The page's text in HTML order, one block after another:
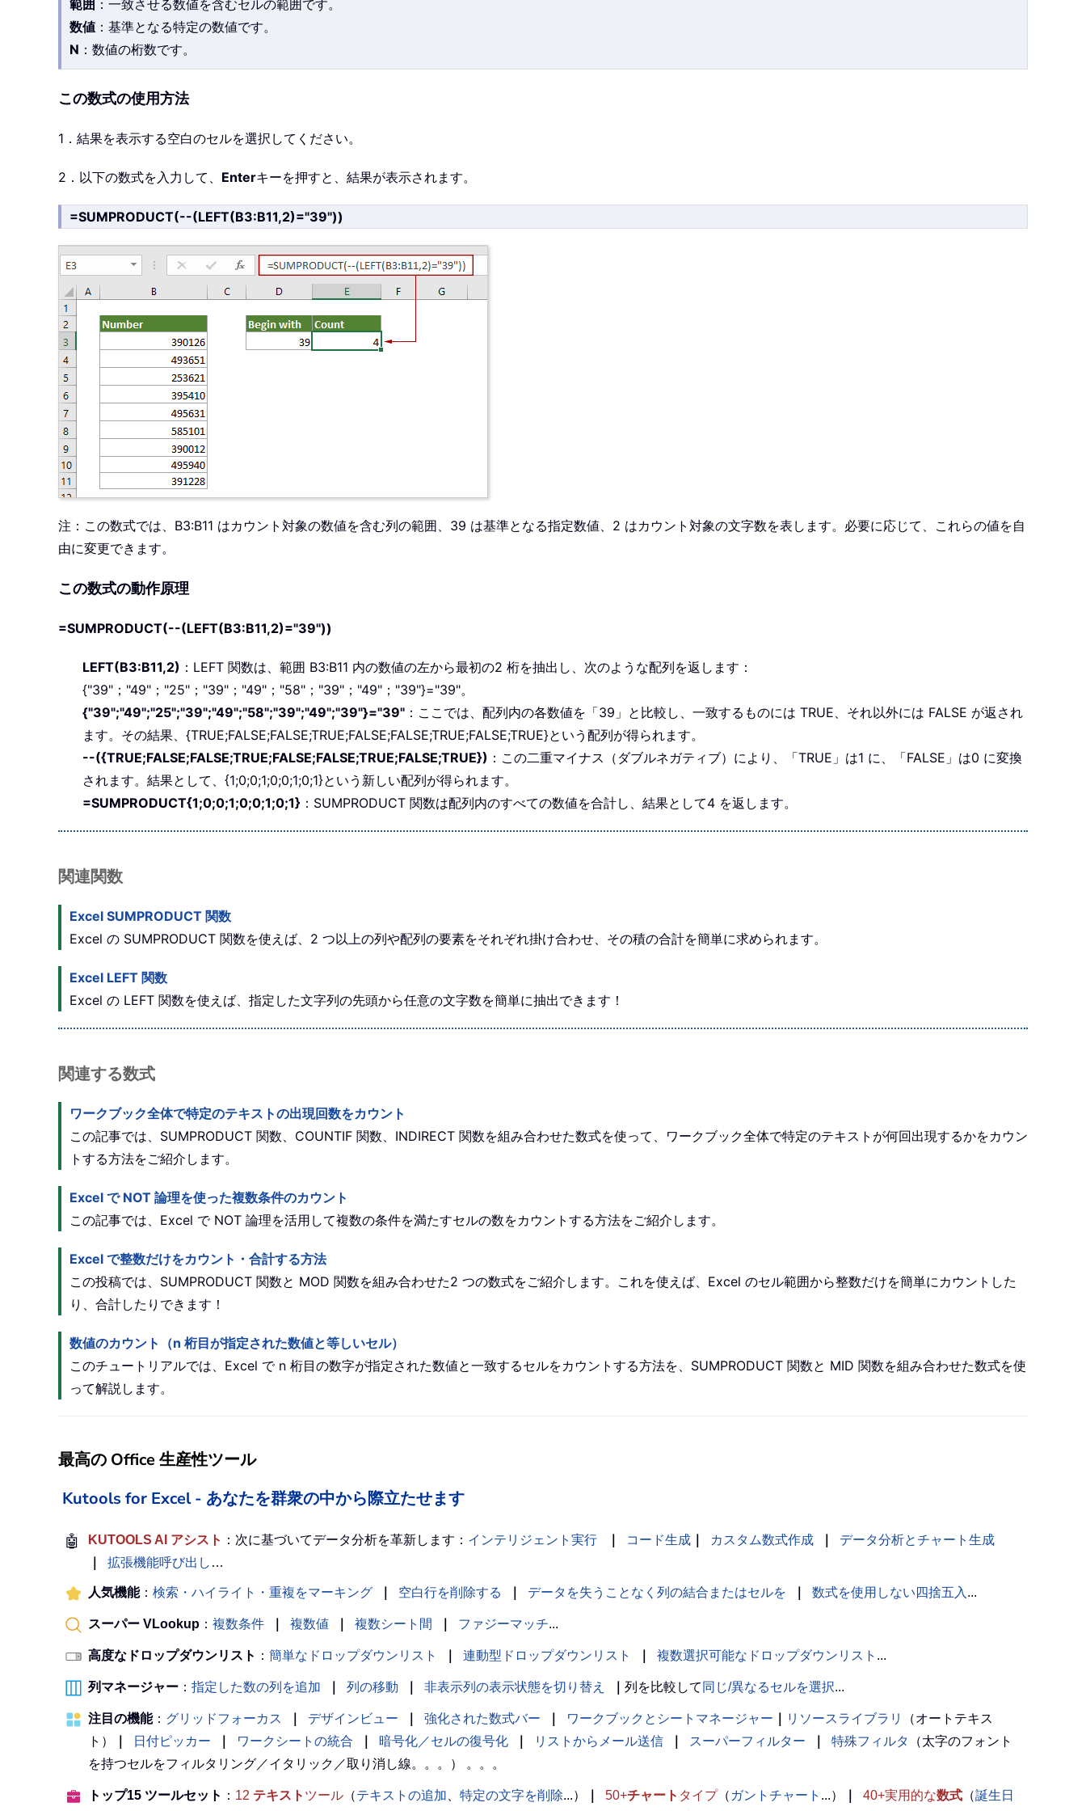
範囲 ：一致させる数値を含むセルの範囲です。
数値 ：基準となる特定の数値です。
N ：数値の桁数です。
この数式の使用方法
1．結果を表示する空白のセルを選択してください。
2．以下の数式を入力して、 Enterキーを押すと、結果が表示されます。
=SUMPRODUCT(--(LEFT(B3:B11,2)="39"))
注：この数式では、B3:B11 はカウント対象の数値を含む列の範囲、39 は基準となる指定数値、2 はカウント対象の文字数を表します。必要に応じて、これらの値を自
由に変更できます。
この数式の動作原理
=SUMPRODUCT(--(LEFT(B3:B11,2)="39"))
LEFT(B3:B11,2) ：LEFT 関数は、範囲 B3:B11 内の数値の左から最初の2 桁を抽出し、次のような配列を返します：
{"39"；"49"；"25"；"39"；"49"；"58"；"39"；"49"；"39"}="39"。
{"39";"49";"25";"39";"49";"58";"39";"49";"39"}="39" ： ここでは、配列内の各数値を「39」と比較し、一致するものには TRUE、それ以外には FALSE が返され
ます。その結果、{TRUE;FALSE;FALSE;TRUE;FALSE;FALSE;TRUE;FALSE;TRUE}という配列が得られます。
--({TRUE;FALSE;FALSE;TRUE;FALSE;FALSE;TRUE;FALSE;TRUE}) ：この二重マイナス（ダブルネガティブ）により、「TRUE」は1 に、「FALSE」は0 に変換
されます。結果として、{1;0;0;1;0;0;1;0;1}という新しい配列が得られます。
=SUMPRODUCT{1;0;0;1;0;0;1;0;1} ：SUMPRODUCT 関数は配列内のすべての数値を合計し、結果として4 を返します。
関連関数
Excel SUMPRODUCT 関数
Excel の SUMPRODUCT 関数を使えば、2 つ以上の列や配列の要素をそれぞれ掛け合わせ、その積の合計を簡単に求められます。
Excel LEFT 関数
Excel の LEFT 関数を使えば、指定した文字列の先頭から任意の文字数を簡単に抽出できます！
関連する数式
ワークブック全体で特定のテキストの出現回数をカウント
この記事では、SUMPRODUCT 関数、COUNTIF 関数、INDIRECT 関数を組み合わせた数式を使って、ワークブック全体で特定のテキストが何回出現するかをカウン
トする方法をご紹介します。
Excel で NOT 論理を使った複数条件のカウント
この記事では、Excel で NOT 論理を活用して複数の条件を満たすセルの数をカウントする方法をご紹介します。
Excel で整数だけをカウント・合計する方法
この投稿では、SUMPRODUCT 関数と MOD 関数を組み合わせた2 つの数式をご紹介します。これを使えば、Excel のセル範囲から整数だけを簡単にカウントした
り、合計したりできます！
数値のカウント（n 桁目が指定された数値と等しいセル）
このチュートリアルでは、Excel で n 桁目の数字が指定された数値と一致するセルをカウントする方法を、SUMPRODUCT 関数と MID 関数を組み合わせた数式を使
って解説します。
最高の Office 生産性ツール
Kutools for Excel - あなたを群衆の中から際立たせます
🤖 KUTOOLS AI アシスト ：次に基づいてデータ分析を革新します： インテリジェント実行 コード生成 カスタム数式作成
データ分析とチャート生成
拡張機能呼び出し …
人気機能： 検索・ハイライト・重複をマーキング 空白行を削除する データを失うことなく列の結合またはセルを 数式を使用しない四捨五入 ...
スーパー VLookup ： 複数条件 複数値 複数シート間 ファジーマッチ...
高度なドロップダウンリスト ： 簡単なドロップダウンリスト 連動型ドロップダウンリスト 複数選択可能なドロップダウンリスト ...
列マネージャー ： 指定した数の列を追加 列の移動 非表示列の表示状態を切り替え 列を比較して 同じ/異なるセルを選択...
注目の機能： グリッドフォーカス デザインビュー 強化された数式バー ワークブックとシートマネージャー リソースライブラリ
（オートテキス
ト）
日付ピッカー ワークシートの統合 暗号化／セルの復号化 リストからメール送信 スーパーフィルター 特殊フィルタ
（太字のフォント
を持つセルをフィルタリング／イタリック／取り消し線。。。） 。。。
トップ15 ツールセット ： 12 テキスト ツール （テキストの追加 特定の文字を削除...） 50+チャート タイプ（ ガントチャート ...） 40+実用的な数式 （誕生日